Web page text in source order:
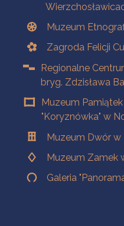
Muzeum
Zagroda Felicji
Regionalne
bryg. Zdzisława
Muzeum
"Koryznówka" w
Muzeum Dwór w
Muzeum Zamek
Galeria